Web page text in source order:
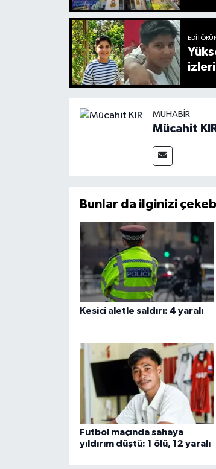
izleri
MUHABIR
Mücahit
Bunlar da ilginizi
Kesici aletle saldırı: 4 yaralı
Futbol maçında sahaya
yıldırım düştü: 1 ölü, 12 yaralı